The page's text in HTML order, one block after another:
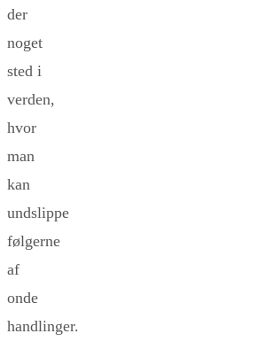
der
noget
sted i
verden,
hvor
man
kan
undslippe
følgerne
af
onde
handlinger.